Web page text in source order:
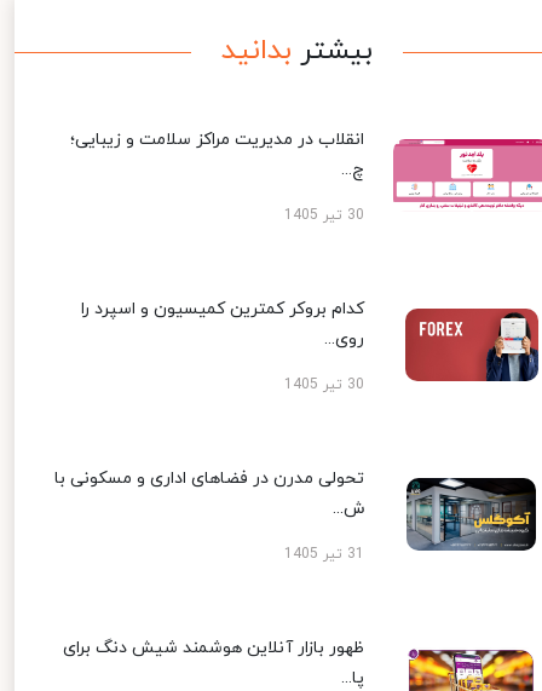
بیشتر بدانید
انقلاب در مدیریت مراکز سلامت و زیبایی؛
چ...
30 تیر 1405
کدام بروکر کمترین کمیسیون و اسپرد را
روی...
30 تیر 1405
تحولی مدرن در فضاهای اداری و مسکونی با
ش...
ظهور بازار آنلاین هوشمند شیش دنگ برای
پا...